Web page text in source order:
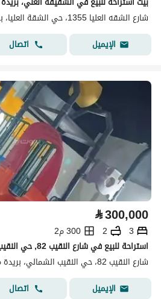
شارع الشقه العليا 1355، حي الشقة العليا، بريدة منطقة القصيم
الإيميل
اتصال
⃁300,000
3
2
300 م2
استراحة للبيع في شارع النقيب 82, حي النقيب الشمالي, مدينة بريدة
شارع النقيب 82، حي النقيب الشمالي، بريدة منطقة القصيم
الإيميل
اتصال